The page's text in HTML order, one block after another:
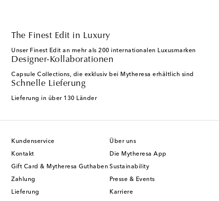
The Finest Edit in Luxury
Unser Finest Edit an mehr als 200 internationalen Luxusmarken
Designer-Kollaborationen
Capsule Collections, die exklusiv bei Mytheresa erhältlich sind
Schnelle Lieferung
Lieferung in über 130 Länder
Kundenservice
Kontakt
Gift Card & Mytheresa Guthaben
Zahlung
Lieferung
Über uns
Die Mytheresa App
Sustainability
Presse & Events
Karriere